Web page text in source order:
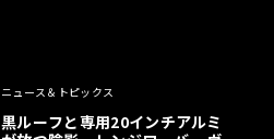
ニュース＆トピックス
黒ルーフと専用20インチアルミ